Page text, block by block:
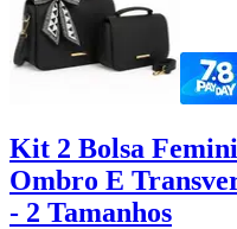
Kit 2 Bolsa
Ombro E
- 2 Tamanhos